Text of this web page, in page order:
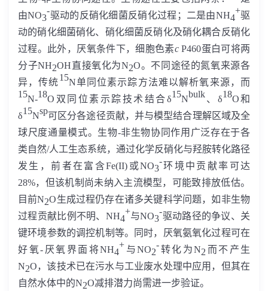
由NO3
-驱动的反硝化细菌反硝化过程；二是由NH4
+驱
动的硝化细菌硝化、硝化细菌反硝化及硝化耦合反硝化
过程。此外，厌氧条件下，细胞色素cP460蛋白可将两
分子NH2OH直接氧化为N2O。不同途径的氮氧来源各
异，传统15N单同位素示踪方法难以解析氧来源，而
15N-18O 双同位素示踪技术结合δ15Nbulk、 δ18O和
δ15Nsp可区分各途径贡献，并与模型结合理解区域及全
球尺度通量模式。生物-非生物协同作用广泛存在于各
类自然/人工生态系统，通过化学反硝化与羟胺转化路径
发生，前者在富含Fe(II) 或NO3
-环境中贡献率可达
28%，但该机制尚未纳入主流模型，可能致排放低估。
目前N2O生成过程仍存在诸多关键科学问题，如非生物
过程贡献比例不明、 NH4
+与NO3
-驱动路径的争议、关
键环境参数的调控机制等。同时，厌氧氨氧化过程可在
好氧- 厌氧界面将NH4
+ 与NO2
-转化为N2 而不产生
N2O，该技术已在污水与工业废水处理中应用，但其在
自然水体中的N2O减排潜力尚需进一步验证。